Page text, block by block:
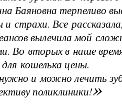
Баяновна терпеливо
страхи. Все
вылечила мой
Во вторых в наше
кошелька цены.
и можно лечить
поликлиники!»